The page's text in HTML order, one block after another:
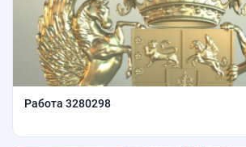
Работа 3280298